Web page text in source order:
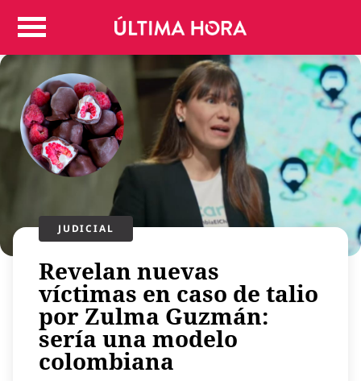
Colombia
Judicial
Politica
Regiones
Deportes
Positivas
Entretenimiento
Mundo
Virales
Tecnología
Economía
Estilo de vida
Contenido patrocinado
JUDICIAL
Revelan nuevas
víctimas en caso de talio
por Zulma Guzmán:
sería una modelo
colombiana